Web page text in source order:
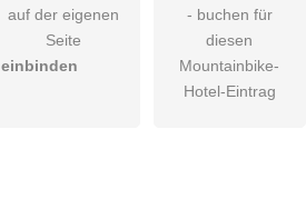
auf der eigenen
Seite
einbinden
- buchen für
diesen
Mountainbike-
Hotel-Eintrag